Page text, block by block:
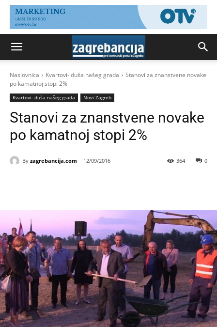
Naslovnica Kvartovi- duša našeg grada
Stanovi za znanstvene novake
po kamatnoj stopi 2%
Kvartovi- duša našeg grada Novi Zagreb
Stanovi za znanstvene novake
po kamatnoj stopi 2%
By zagrebancija.com 12/09/2016 0
364